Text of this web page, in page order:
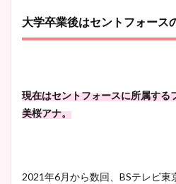
大学卒業後はセントフォース
現在はセントフォースに所属する
美桜アナ。
2021年6月から数回、BSテレビ東